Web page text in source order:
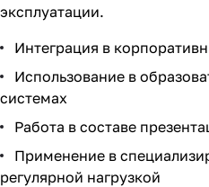
эксплуатации.
Интеграция в
Использование в
системах
Работа в составе
Применение в
регулярной нагрузкой